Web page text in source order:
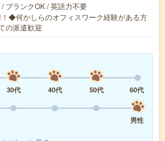
/ ブランクOK / 英語力不要
◆何かしらのオフィスワーク経験がある方
の派遣歓迎
30代 40代 50代
60代
男性